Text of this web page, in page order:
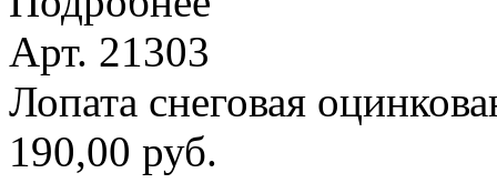
Арт. 21303
Лопата снеговая
190,00 руб.